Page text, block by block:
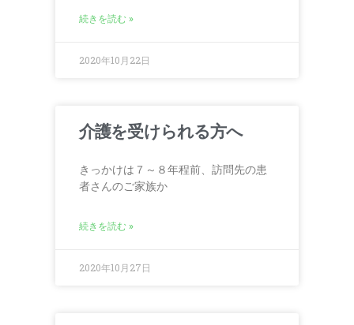
続きを読む »
2020年10月22日
介護を受けられる方へ
きっかけは７～８年程前、訪問先の患
者さんのご家族か
続きを読む »
2020年10月27日